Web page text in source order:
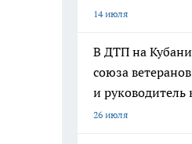
14 июля
В ДТП на Кубани
союза
и руководитель
26 июля